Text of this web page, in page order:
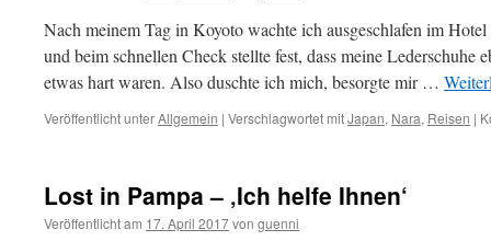
Nach meinem Tag in Koyoto wachte ich ausgeschlafen im
und beim schnellen Check stellte fest, dass meine Lederschuhe
etwas hart waren. Also duschte ich mich, besorgte mir …
Veröffentlicht unterAllgemein | Verschlagwortet mitJapan, Nara, Reisen |
Lost in Pampa – ‚Ich helfe Ihnen‘
Veröffentlicht am 17. April 2017von guenni